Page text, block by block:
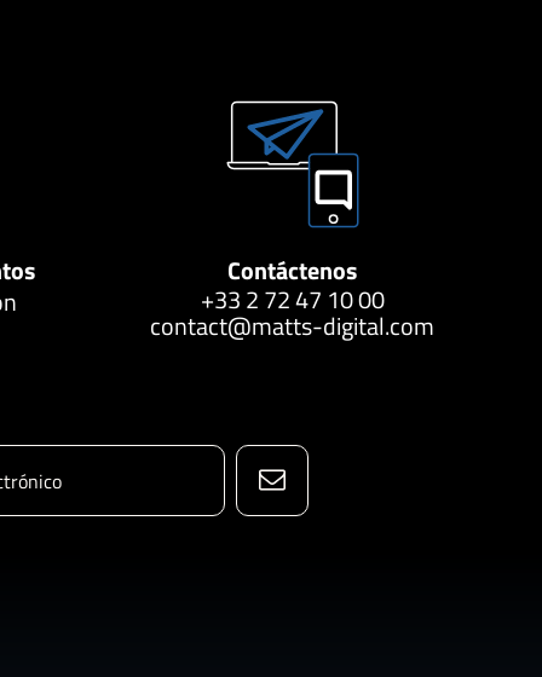
Contáctenos
+33 2 72 47 10 00
contact@matts-digital.com